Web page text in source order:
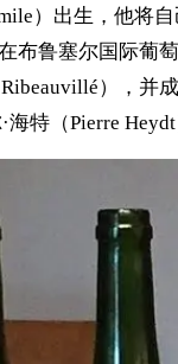
）出生，他将
布鲁塞尔国际葡
），并
海特（Pierre